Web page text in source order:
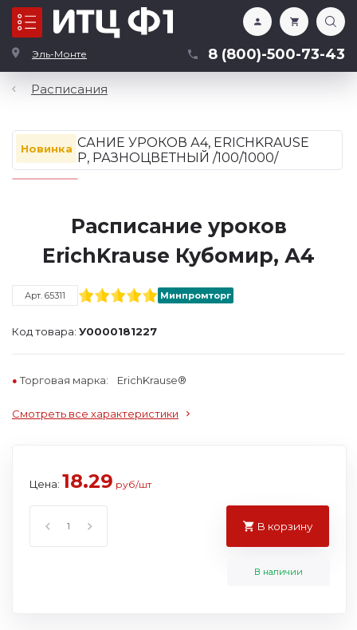
Эль-Монте 8 (800)-500-73-43
Каталог
Расписания
Новинка
Расписание уроков
ErichKrause Кубомир, А4
Арт. 65311 Минпромторг
Код товара: У0000181227
Торговая марка: ErichKrause®
Смотреть все характеристики
Цена: 18.29 руб/шт
В корзину
В наличии